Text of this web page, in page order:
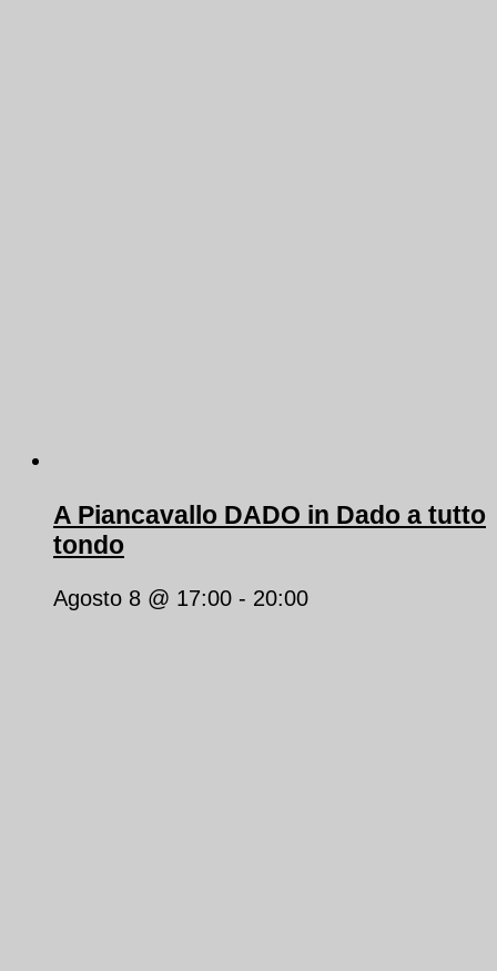
A Piancavallo DADO in Dado a tutto
tondo
Agosto 8 @ 17:00 - 20:00